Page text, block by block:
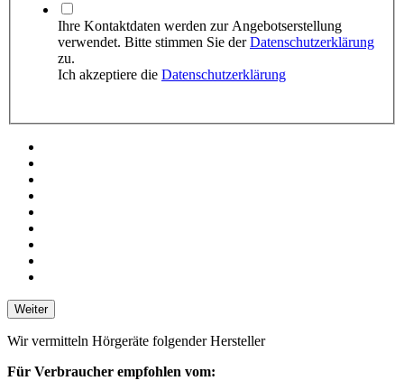
Ihre Kontaktdaten werden zur Angebots­erstellung
verwendet. Bitte stimmen Sie derDatenschutzerklärung
zu.
Ich akzeptiere die Datenschutzerklärung
Weiter
Wir vermitteln Hörgeräte folgender Hersteller
Für Verbraucher empfohlen vom: